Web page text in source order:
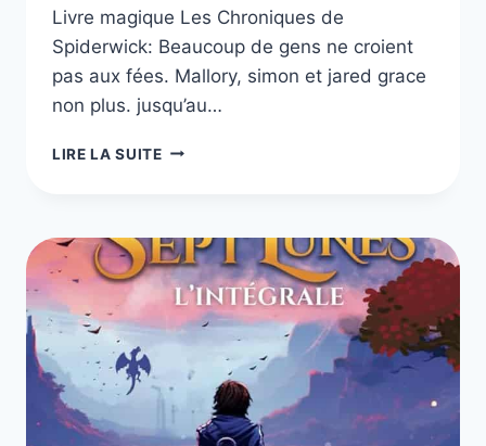
Livre magique Les Chroniques de
Spiderwick: Beaucoup de gens ne croient
pas aux fées. Mallory, simon et jared grace
non plus. jusqu’au…
LIRE LA SUITELES
LES
5
LIVRES
DE
LA